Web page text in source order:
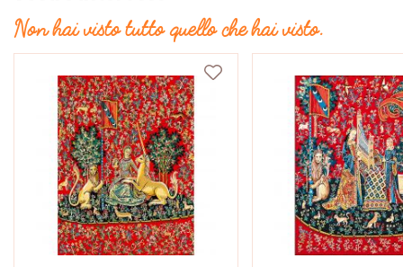
Non hai visto tutto quello che hai visto.